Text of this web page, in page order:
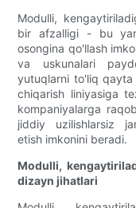
Modulli,
bir afzalligi - bu
osongina qo'llash
va uskunalari
yutuqlarni to'liq
chiqarish liniyasiga
kompaniyalarga
jiddiy uzilishlarsiz
etish imkonini beradi.
Modulli,
dizayn jihatlari